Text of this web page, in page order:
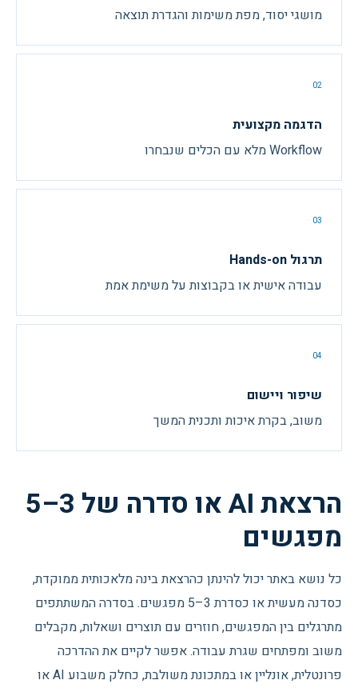
מושגי יסוד, מפת משימות והגדרת תוצאה
02
הדגמה מקצועית
Workflow מלא עם הכלים שנבחרו
03
תרגול Hands-on
עבודה אישית או בקבוצות על משימת אמת
04
שיפור ויישום
משוב, בקרת איכות ותכנית המשך
הרצאת AI או סדרה של 3–5
מפגשים
כל נושא באתר יכול להינתן כהרצאת בינה מלאכותית ממוקדת,
כסדנה מעשית או כסדרת 3–5 מפגשים. בסדרה המשתתפים
מתרגלים בין המפגשים, חוזרים עם תוצרים ושאלות, מקבלים
משוב ומפתחים שגרת עבודה. אפשר לקיים את ההדרכה
פרונטלית, אונליין או במתכונת משולבת, כחלק משבוע AI או